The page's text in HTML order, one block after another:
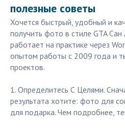
полезные советы
Хочется быстрый, удобный и
получить фото в стиле GTA
работает на практике через
опытом работы с 2009 года и
проектов.
1. Определитесь С Целями.
результата хотите: фото для
для подарка. Чем подробнее,